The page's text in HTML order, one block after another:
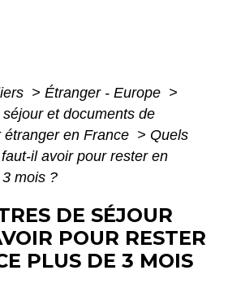
> Étranger - Europe >
et documents de
en France > Quels
il avoir pour rester en
mois ?
DE SÉJOUR
POUR RESTER
PLUS DE 3 MOIS